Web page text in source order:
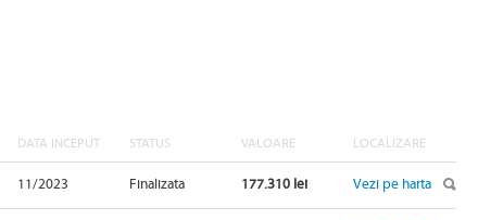
DATA INCEPUT STATUS VALOARE LOCALIZARE
11/2023 Finalizata 177.310 lei Vezi pe harta